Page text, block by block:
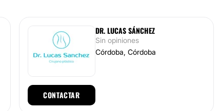
DR. LUCAS SÁNCHEZ
Sin opiniones
Córdoba, Córdoba
CONTACTAR